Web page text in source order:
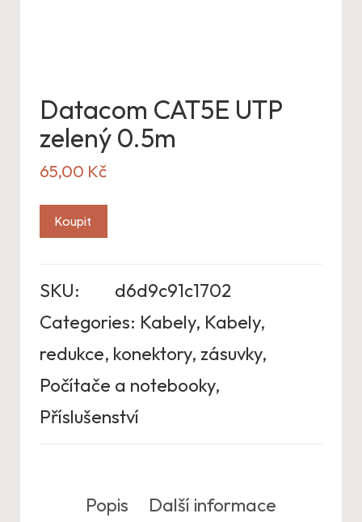
Datacom CAT5E UTP
zelený 0.5m
65,00 Kč
Koupit
SKU:
d6d9c91c1702
Categories: Kabely, Kabely,
redukce, konektory, zásuvky,
Počítače a notebooky,
Příslušenství
Popis Další informace